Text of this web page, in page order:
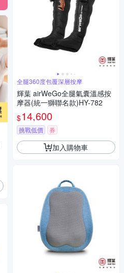
全腿360度包覆深層按摩
輝葉 airWeGo全腿氣囊溫感按
摩器(統一獅聯名款)HY-782
$14,600
挑戰低價 券
加入購物車